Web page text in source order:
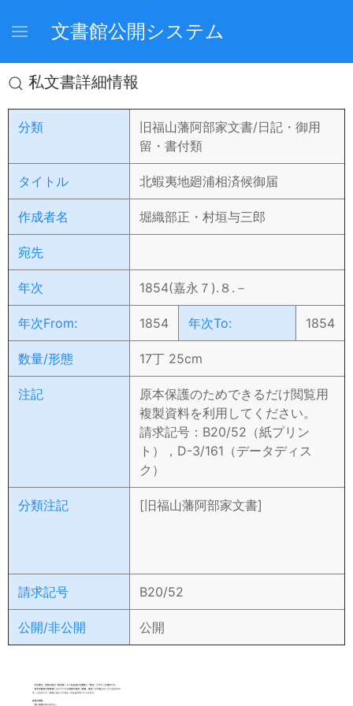
文書館公開システム
私文書詳細情報
分類
旧福山藩阿部家文書/日記・御用
留・書付類
タイトル 北蝦夷地廻浦相済候御届
作成者名 堀織部正・村垣与三郎
宛先
年次 1854(嘉永７).８.－
年次From: 1854 年次To: 1854
数量/形態 17丁 25cm
注記
原本保護のためできるだけ閲覧用
複製資料を利用してください。
請求記号：B20/52（紙プリン
ト），D-3/161（データディス
ク）
分類注記 [旧福山藩阿部家文書]
請求記号 B20/52
公開/非公開 公開